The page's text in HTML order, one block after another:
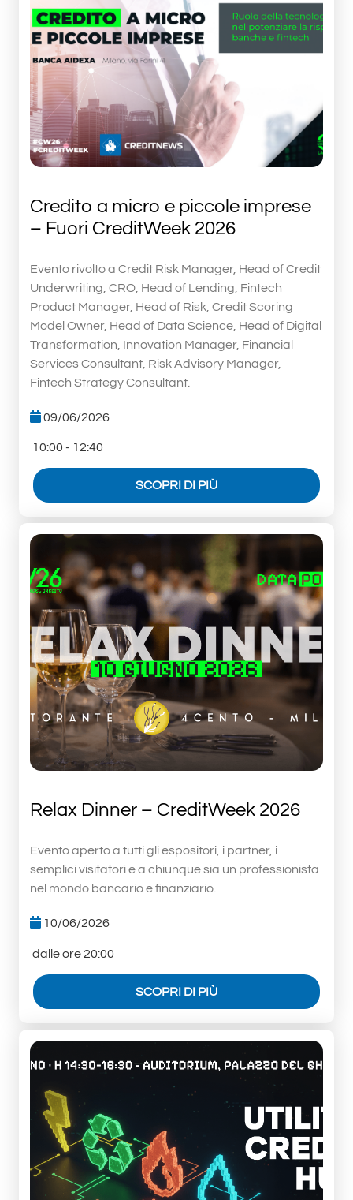
Credito a micro e piccole imprese
– Fuori CreditWeek 2026
Evento rivolto a Credit Risk Manager, Head of Credit
Underwriting, CRO, Head of Lending, Fintech
Product Manager, Head of Risk, Credit Scoring
Model Owner, Head of Data Science, Head of Digital
Transformation, Innovation Manager, Financial
Services Consultant, Risk Advisory Manager,
Fintech Strategy Consultant.
09/06/2026
10:00 - 12:40
SCOPRI DI PIÙ
Relax Dinner – CreditWeek 2026
Evento aperto a tutti gli espositori, i partner, i
semplici visitatori e a chiunque sia un professionista
nel mondo bancario e finanziario.
10/06/2026
dalle ore 20:00
SCOPRI DI PIÙ